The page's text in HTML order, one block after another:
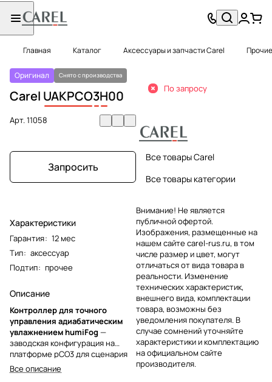
Главная Каталог Аксессуары и запчасти Carel
Оригинал Снято с производства
Carel UAKPCO3H00
Арт.11058
Запросить
Характеристики
Гарантия: 12 мес
Тип: аксессуар
Подтип: прочее
Описание
Контроллер для точного
управления адиабатическим
увлажнением humiFog—
заводская конфигурация на
платформе pCO3 для сценария
Master Single Zone. Такая
преднастройка упрощает ввод в
Все описание
По запросу
Все товары Carel
Все товары категории
Внимание! Не является
публичной офертой.
Изображения, размещенные на
нашем сайте carel-rus.ru, в том
числе размер и цвет, могут
отличаться от вида товара в
реальности. Изменение
технических характеристик,
внешнего вида, комплектации
товара, возможны без
уведомления покупателя. В
случае сомнений уточняйте
характеристики и комплектацию
на официальном сайте
производителя.